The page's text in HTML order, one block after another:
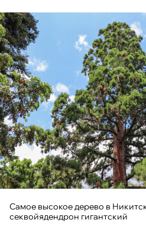
Самое высокое дерево в
секвойядендрон гигантский